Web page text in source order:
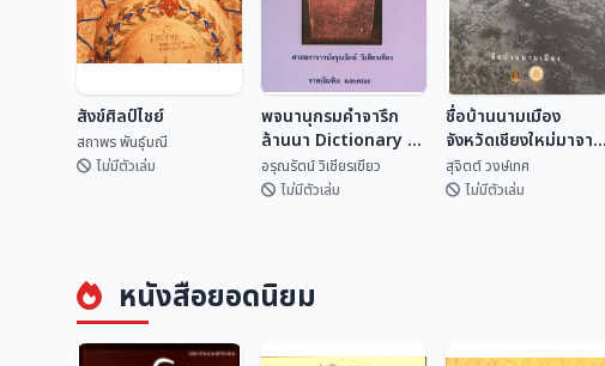
สถาพร พันธุ์มณี
สังข์ศิลป์ไชย์
สถาพร พันธุ์มณี
ไม่มีตัวเล่ม
of Lan Na
Inscriptional
อรุณรัตน์ วิเชียรเขี...
พจนานุกรมคำจารึก
ล้านนา Dictionary of
Lan Na
Inscriptional
อรุณรัตน์ วิเชียรเขียว
ไม่มีตัวเล่ม
ชื่อบ้านนามเมือง
จังหวัดเชียงใหม่มาจาก
ไหน?
สุจิตต์ วงษ์เทศ
ไม่มีตัวเล่ม
หนังสือยอดนิยม